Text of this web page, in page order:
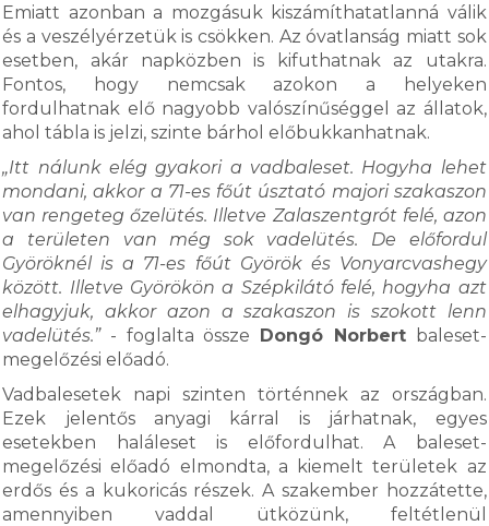
Emiatt azonban a mozgásuk kiszámíthatatlanná válik
és a veszélyérzetük is csökken. Az óvatlanság miatt sok
esetben, akár napközben is kifuthatnak az utakra.
Fontos, hogy nemcsak azokon a helyeken
fordulhatnak elő nagyobb valószínűséggel az állatok,
ahol tábla is jelzi, szinte bárhol előbukkanhatnak.
„Itt nálunk elég gyakori a vadbaleset. Hogyha lehet
mondani, akkor a 71-es főút úsztató majori szakaszon
van rengeteg őzelütés. Illetve Zalaszentgrót felé, azon
a területen van még sok vadelütés. De előfordul
Györöknél is a 71-es főút Györök és Vonyarcvashegy
között. Illetve Györökön a Szépkilátó felé, hogyha azt
elhagyjuk, akkor azon a szakaszon is szokott lenn
vadelütés.”- foglalta össze Dongó Norbert baleset-
megelőzési előadó.
Vadbalesetek napi szinten történnek az országban.
Ezek jelentős anyagi kárral is járhatnak, egyes
esetekben haláleset is előfordulhat. A baleset-
megelőzési előadó elmondta, a kiemelt területek az
erdős és a kukoricás részek. A szakember hozzátette,
amennyiben vaddal ütközünk, feltétlenül